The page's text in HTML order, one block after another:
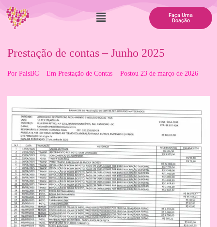
Faça Uma
Doação
Prestação de contas – Junho 2025
Por PaisBC Em Prestação de Contas Postou 23 de março de 2026